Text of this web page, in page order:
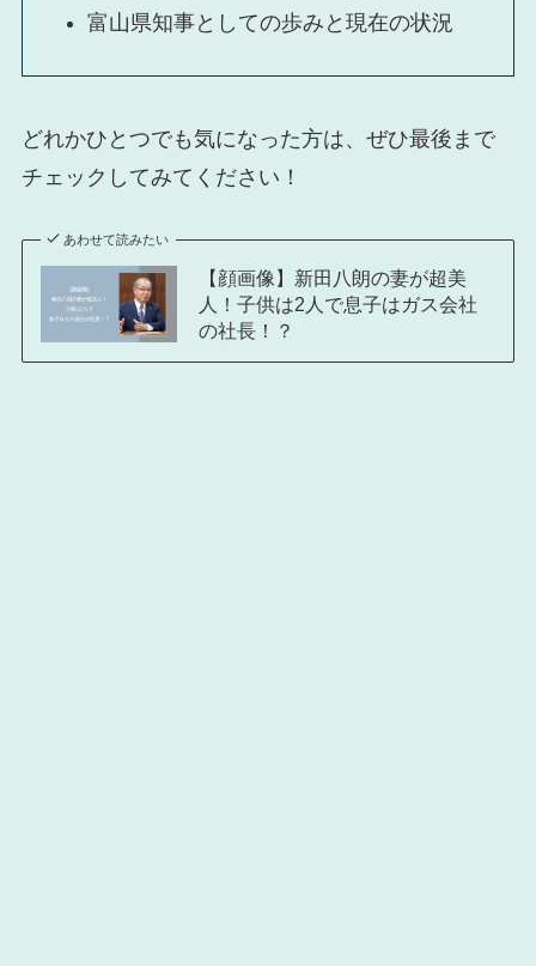
富山県知事としての歩みと現在の状況
どれかひとつでも気になった方は、ぜひ最後まで
チェックしてみてください！
あわせて読みたい
【顔画像】新田八朗の妻が超美
人！子供は2人で息子はガス会社
の社長！？